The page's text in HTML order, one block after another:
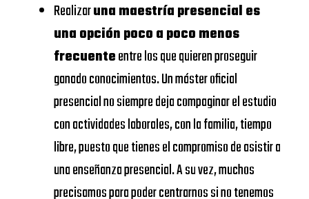
Carlos
VIU
Universidad
Internacional
de Valencia
https://
UDIMA https://www.udima.es/
Centros dónde
UNIVERSIDAD
DE
NAVARRA –
SCHOOL
OF
ECONOMICS
AND
BUSINESS
Realizaruna maestría presencial es
una opción poco a poco menos
frecuenteentre los que quieren proseguir
ganado conocimientos. Un máster oficial
presencial no siempre deja compaginar el estudio
con actividades laborales, con la familia, tiempo
libre, puesto que tienes el compromiso de asistir a
una enseñanza presencial. A su vez, muchos
precisamos para poder centrarnos si no tenemos